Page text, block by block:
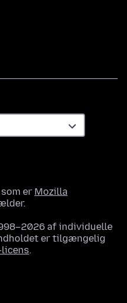
som er Mozilla
af individuelle
er tilgængelig
licens.